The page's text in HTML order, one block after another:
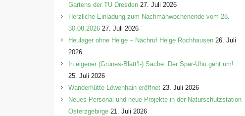
Gartens der TU Dresden 27. Juli 2026
Herzliche Einladung zum Nachmähwochenende vom 28. –
30.08.2026 27. Juli 2026
Heulager ohne Helge – Nachruf Helge Rochhausen 26. Juli
2026
In eigener (Grünes-Blätt’l-) Sache: Der Spar-Uhu geht um!
25. Juli 2026
Wanderhütte Löwenhain eröffnet 23. Juli 2026
Neues Personal und neue Projekte in der Naturschutzstation
Osterzgebirge 21. Juli 2026